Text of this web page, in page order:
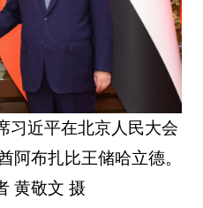
习近平在北京人民大会
阿布扎比王储哈立德。
黄敬文 摄